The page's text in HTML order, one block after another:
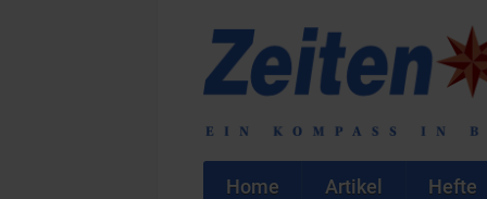
Home Artikel Hefte